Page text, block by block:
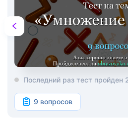
Последний раз тест пройден
9 вопросов